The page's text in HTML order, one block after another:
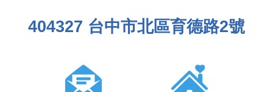
404327 台中市北區育德路2號